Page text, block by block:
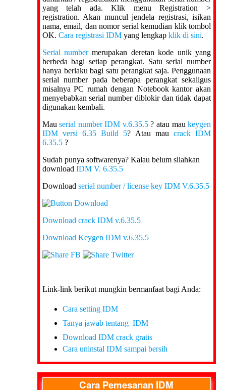
yang telah ada. Klik menu Registration >
registration. Akan muncul jendela registrasi, isikan
nama, email, dan nomor serial kemudian klik tombol
OK. Cara registrasi IDMyang lengkap klik di sini.
Serial numbermerupakan deretan kode unik yang
berbeda bagi setiap perangkat. Satu serial number
hanya berlaku bagi satu perangkat saja. Penggunaan
serial number pada beberapa perangkat sekaligus
misalnya PC rumah dengan Notebook kantor akan
menyebabkan serial number diblokir dan tidak dapat
digunakan kembali.
Mauserial number IDM v.6.35.5? atau maukeygen
IDM versi 6.35 Build 5? Atau mau crack IDM
6.35.5?
Sudah punya softwarenya? Kalau belum silahkan
download IDM V. 6.35.5
Download serial number / license key IDM V.6.35.5
Download crack IDM v.6.35.5
Download Keygen IDM v.6.35.5
Link-link berikut mungkin bermanfaat bagi Anda:
Cara setting IDM
Tanya jawab tentang IDM
Download IDM crack gratis
Cara uninstal IDM sampai bersih
Cara Pemesanan IDM